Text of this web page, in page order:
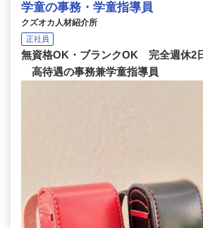
学童の事務・学童指導員
クズオカ人材紹介所
正社員
無資格OK・ブランクOK 完全週休2
高待遇の事務兼学童指導員